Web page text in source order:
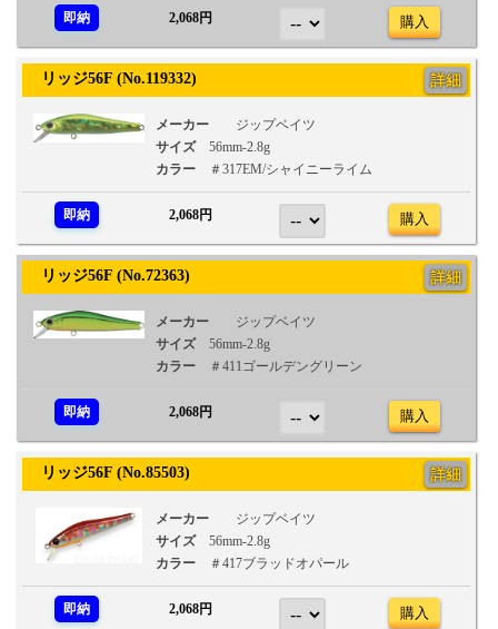
即納 2,068円 購入
リッジ56F (No.119332) 詳細
メーカー
ジップベイツ
サイズ
56mm-2.8g
カラー
＃317EM/シャイニーライム
即納 2,068円 購入
リッジ56F (No.72363) 詳細
メーカー
ジップベイツ
サイズ
56mm-2.8g
カラー
＃411ゴールデングリーン
即納 2,068円 購入
リッジ56F (No.85503) 詳細
メーカー
ジップベイツ
サイズ
56mm-2.8g
カラー
＃417ブラッドオパール
即納 2,068円 購入